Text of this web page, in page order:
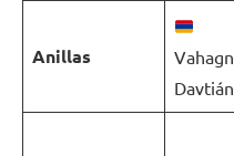
Anillas
Vahagn
Davtián